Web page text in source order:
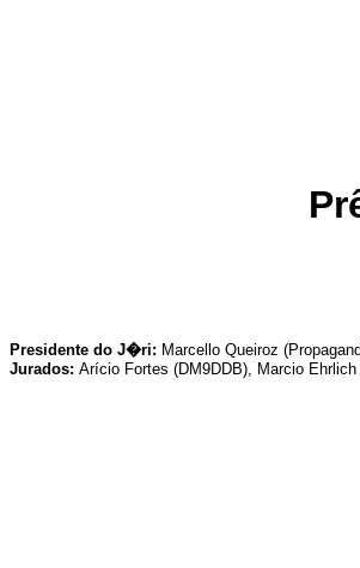
Presidente do J�ri: Marcello Queiroz
Jurados: Arício Fortes (DM9DDB), Marcio